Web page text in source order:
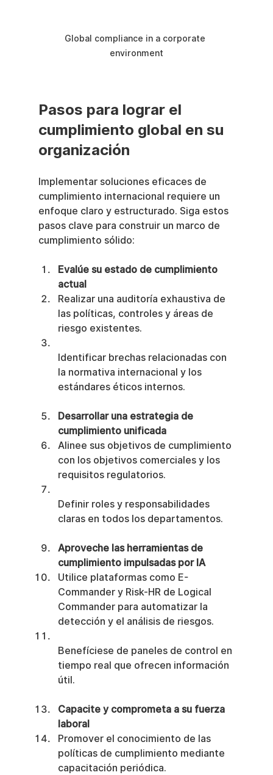
Global compliance in a corporate
environment
Pasos para lograr el
cumplimiento global en su
organización
Implementar soluciones eficaces de
cumplimiento internacional requiere un
enfoque claro y estructurado. Siga estos
pasos clave para construir un marco de
cumplimiento sólido:
Evalúe su estado de cumplimiento
actual
Realizar una auditoría exhaustiva de
las políticas, controles y áreas de
riesgo existentes.
Identificar brechas relacionadas con
la normativa internacional y los
estándares éticos internos.
Desarrollar una estrategia de
cumplimiento unificada
Alinee sus objetivos de cumplimiento
con los objetivos comerciales y los
requisitos regulatorios.
Definir roles y responsabilidades
claras en todos los departamentos.
Aproveche las herramientas de
cumplimiento impulsadas por IA
Utilice plataformas como E-
Commander y Risk-HR de Logical
Commander para automatizar la
detección y el análisis de riesgos.
Benefíciese de paneles de control en
tiempo real que ofrecen información
útil.
Capacite y comprometa a su fuerza
laboral
Promover el conocimiento de las
políticas de cumplimiento mediante
capacitación periódica.